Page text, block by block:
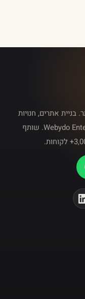
בניית אתרים, חנויות
וקידום דיגיטלי — מבוסס תשתית Webydo Enterprise. שותף